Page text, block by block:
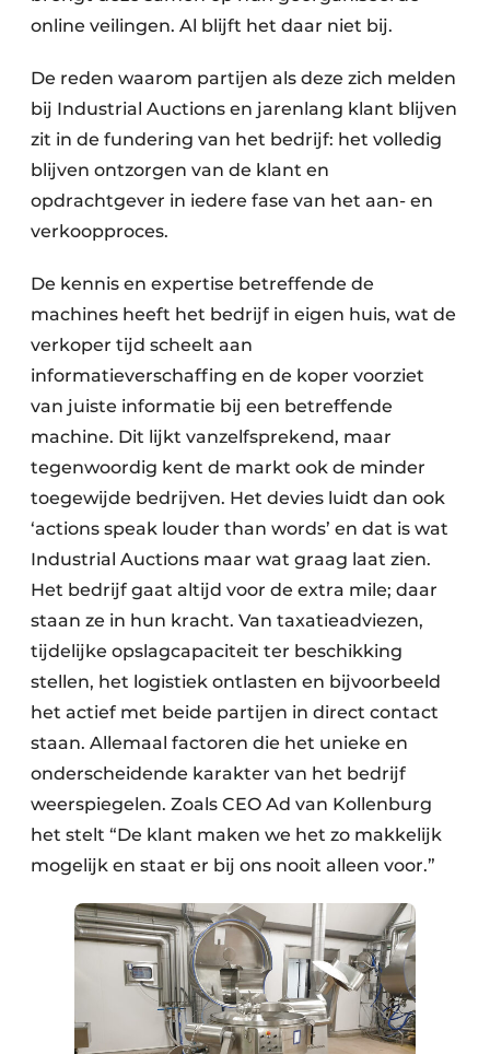
online veilingen. Al blijft het daar niet bij.
De reden waarom partijen als deze zich melden
bij Industrial Auctions en jarenlang klant blijven
zit in de fundering van het bedrijf: het volledig
blijven ontzorgen van de klant en
opdrachtgever in iedere fase van het aan- en
verkoopproces.
De kennis en expertise betreffende de
machines heeft het bedrijf in eigen huis, wat de
verkoper tijd scheelt aan
informatieverschaffing en de koper voorziet
van juiste informatie bij een betreffende
machine. Dit lijkt vanzelfsprekend, maar
tegenwoordig kent de markt ook de minder
toegewijde bedrijven. Het devies luidt dan ook
‘actions speak louder than words’ en dat is wat
Industrial Auctions maar wat graag laat zien.
Het bedrijf gaat altijd voor de extra mile; daar
staan ze in hun kracht. Van taxatieadviezen,
tijdelijke opslagcapaciteit ter beschikking
stellen, het logistiek ontlasten en bijvoorbeeld
het actief met beide partijen in direct contact
staan. Allemaal factoren die het unieke en
onderscheidende karakter van het bedrijf
weerspiegelen. Zoals CEO Ad van Kollenburg
het stelt “De klant maken we het zo makkelijk
mogelijk en staat er bij ons nooit alleen voor.”